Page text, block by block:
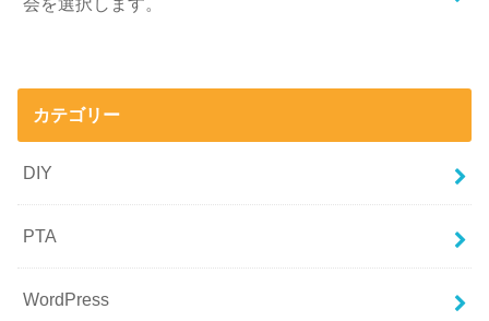
カテゴリー
DIY
PTA
WordPress